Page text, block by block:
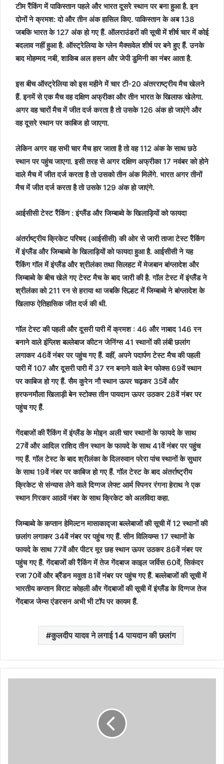
टीम रैंकिंग में पाकिस्तान पहले और भारत दूसरे स्थान पर बना हुआ है. इन
दोनों ने क्रमश: दो और तीन अंक हासिल किए. पाकिस्तान के अब 138
जबकि भारत के 127 अंक हो गए हैं. ऑलराउंडरों की सूची में शीर्ष चार में कोई
बदलाव नहीं हुआ है. ऑस्ट्रेलिया के ग्लेन मैक्सवेल शीर्ष पर बने हुए हैं. उनके
बाद मोहम्मद नबी, शाकिब अल हसन और जेपी डुमिनी का नंबर आता है.
इस बीच ऑस्ट्रेलिया को इस महीने में चार टी-20 अंतरराष्ट्रीय मैच खेलने
हैं. इनमें से एक मैच वह दक्षिण अफ्रीका और तीन भारत के खिलाफ खेलेगा.
अगर वह चारों मैच में जीत दर्ज करता है तो उसके 126 अंक हो जाएंगे और
वह दूसरे स्थान पर काबिज हो जाएगा.
लेकिन अगर वह सभी चार मैच हार जाता है तो वह 112 अंक के साथ छठे
स्थान पर पहुंच जाएगा. इसी तरह से अगर दक्षिण अफ्रीका 17 नवंबर को होने
वाले मैच में जीत दर्ज करता है तो उसको तीन अंक मिलेंगे. भारत अगर तीनों
मैच में जीत दर्ज करता है तो उसके 129 अंक हो जाएंगे.
आईसीसी टेस्ट रैंकिंग : इंग्लैंड और जिम्बाब्वे के खिलाड़ियों को फायदा
अंतर्राष्ट्रीय क्रिकेट परिषद (आईसीसी) की ओर से जारी ताजा टेस्ट रैंकिंग
में इंग्लैंड और जिम्बाब्वे के खिलाड़ियों को फायदा हुआ है. आईसीसी ने यह
रैंकिंग गॉल में इंग्लैंड और श्रीलंका तथा सिलहट में मेजबान बांग्लादेश और
जिम्बाब्वे के बीच खेले गए टेस्ट मैच के बाद जारी की है. गॉल टेस्ट में इंग्लैंड ने
श्रीलंका को 211 रन से हराया था जबकि सिल्हट में जिम्बाब्वे ने बांग्लादेश के
खिलाफ ऐतिहासिक जीत दर्ज की थी.
गॉल टेस्ट की पहली और दूसरी पारी में क्रमश : 46 और नाबाद 146 रन
बनाने वाले इंग्लिश बल्लेबाज कीटन जेनिंग्स 41 स्थानों की लंबी छलांग
लगाकर 46वें नंबर पर पहुंच गए हैं. वहीं, अपने पदार्पण टेस्ट मैच की पहली
पारी में 107 और दूसरी पारी में 37 रन बनाने वाले बेन फोक्स 69वें स्थान
पर काबिज हो गए हैं. सैम कुरेन नौ स्थान ऊपर चढ़कर 35वें और
हरफनमौला खिलाड़ी बेन स्टोक्स तीन पायदान ऊपर उठकर 28वें नंबर पर
पहुंच गए हैं.
गेंदबाजों की रैंकिंग में इंग्लैंड के मोइन अली चार स्थानों के फायदे के साथ
27वें और आदिल राशिद तीन स्थान के फायदे के साथ 41वें नंबर पर पहुंच
गए हैं. गॉल टेस्ट के बाद श्रीलंका के दिलरुवान परेरा पांच स्थानों के सुधार
के साथ 19वें नंबर पर काबिज हो गए हैं. गॉल टेस्ट के बाद अंतर्राष्ट्रीय
क्रिकेट से संन्यास लेने वाले दिग्गज लेफ्ट आर्म स्पिनर रंगना हेराथ ने एक
स्थान गिरकर आठवें नंबर के साथ क्रिकेट को अलविदा कहा.
जिम्बाब्वे के कप्तान हेमिल्टन मासाकाद्जा बल्लेबाजों की सूची में 12 स्थानों की
छलांग लगाकर 34वें नंबर पर पहुंच गए हैं. सीन विलियम्स 17 स्थानों के
फायदे के साथ 77वें और पीटर मूर छह स्थान ऊपर उठकर 86वें नंबर पर
पहुंच गए हैं. गेंदबाजों की रैंकिंग में तेज गेंदबाज काइल जर्विस 60वें, सिकंदर
रजा 70वें और ब्रैंडन मवुता 81वें नंबर पर पहुंच गए हैं. बल्लेबाजों की सूची में
भारतीय कप्तान विराट कोहली और गेंदबाजों की सूची में इंग्लैंड के दिग्गज तेज
गेंदबाज जेम्स एंडरसन अभी भी टॉप पर कायम हैं.
कुलदीप यादव ने लगाई 14 पायदान की छलांग